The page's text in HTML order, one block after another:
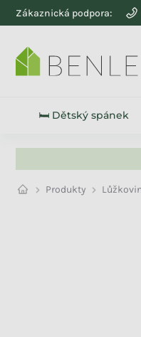
Přejít na obsah
Zákaznická podpora:
🛏️ Dětský spánek
Produkty